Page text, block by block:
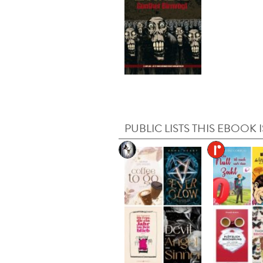
PUBLIC LISTS THIS EBOOK